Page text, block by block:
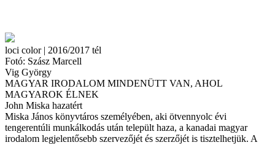
loci color | 2016/2017 tél
Fotó: Szász Marcell
Vig György
MAGYAR IRODALOM MINDENÜTT VAN, AHOL
MAGYAROK ÉLNEK
John Miska hazatért
Miska János könyvtáros személyében, aki ötvennyolc évi
tengerentúli munkálkodás után települt haza, a kanadai magyar
irodalom legjelentősebb szervezőjét és szerzőjét is tisztelhetjük. A